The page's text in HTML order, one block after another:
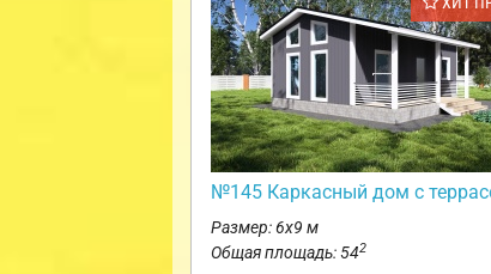
№145 Каркасный дом с
Размер: 6х9 м
Общая площадь: 542